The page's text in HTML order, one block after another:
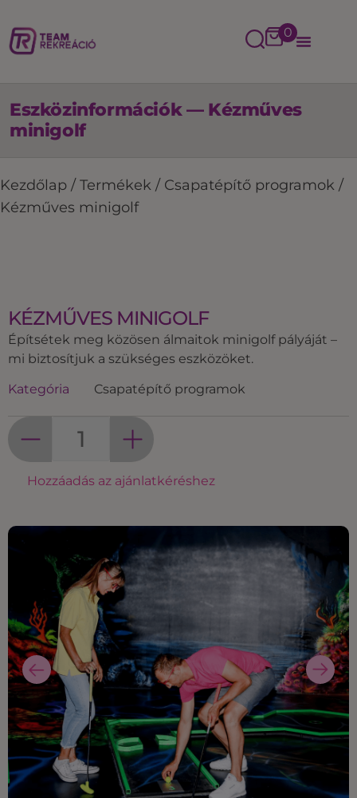
0
Eszközinformációk — Kézműves
minigolf
Kezdőlap / Termékek / Csapatépítő programok /
Kézműves minigolf
KÉZMŰVES MINIGOLF
Építsétek meg közösen álmaitok minigolf pályáját –
mi biztosítjuk a szükséges eszközöket.
Kategória Csapatépítő programok
Hozzáadás az ajánlatkéréshez